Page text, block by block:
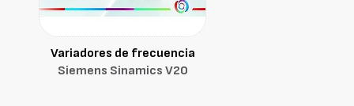
Variadores de frecuencia
Siemens Sinamics V20